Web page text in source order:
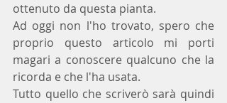
ottenuto da questa pianta.
Ad oggi non l'ho trovato, spero che
proprio questo articolo mi porti
magari a conoscere qualcuno che la
ricorda e che l'ha usata.
Tutto quello che scriverò sarà quindi